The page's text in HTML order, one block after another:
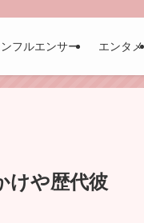
フルエンサー エンタメ
けや歴代彼